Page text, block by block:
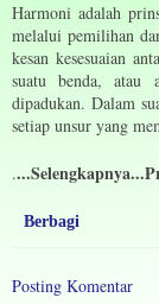
Harmoni adalah
melalui pemilihan
kesan kesesuaian
suatu benda, atau
dipadukan. Dalam
setiap unsur yang
.
Berbagi
Posting Komentar